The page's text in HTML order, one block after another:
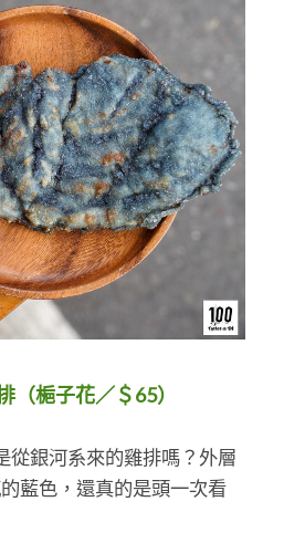
（梔子花／＄65）
銀河系來的雞排嗎？外層
藍色，還真的是頭一次看